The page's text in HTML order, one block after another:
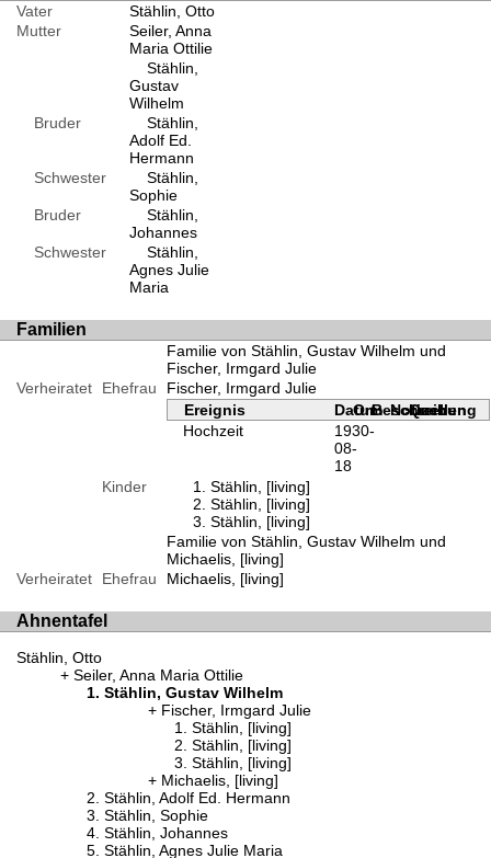
Vater
Stählin, Otto
Mutter
Seiler, Anna
Maria Ottilie
Stählin,
Gustav
Wilhelm
Bruder
Stählin,
Adolf Ed.
Hermann
Schwester
Stählin,
Sophie
Bruder
Stählin,
Johannes
Schwester
Stählin,
Agnes Julie
Maria
Familien
Familie von Stählin, Gustav Wilhelm und
Fischer, Irmgard Julie
Verheiratet
Ehefrau
Fischer, Irmgard Julie
Ereignis
Datum
OrtBeschreibung
Notizen
Quellen
Hochzeit
1930-
08-
18
Kinder
Stählin, [living]
Stählin, [living]
Stählin, [living]
Familie von Stählin, Gustav Wilhelm und
Michaelis, [living]
Verheiratet
Ehefrau Michaelis, [living]
Ahnentafel
Stählin, Otto
Seiler, Anna Maria Ottilie
Stählin, Gustav Wilhelm
Fischer, Irmgard Julie
Stählin, [living]
Stählin, [living]
Stählin, [living]
Michaelis, [living]
Stählin, Adolf Ed. Hermann
Stählin, Sophie
Stählin, Johannes
Stählin, Agnes Julie Maria